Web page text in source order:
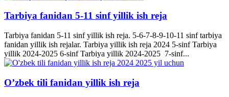
Tarbiya fanidan 5-11 sinf yillik ish reja
Tarbiya fanidan 5-11 sinf yillik ish reja. 5-6-7-8-9-10-11 sinf tarbiya
fanidan yillik ish rejalar. Tarbiya yillik ish reja 2024 5-sinf Tarbiya
yillik 2024-2025 6-sinf Tarbiya yillik 2024-2025 7-sinf...
O’zbek tili fanidan yillik ish reja